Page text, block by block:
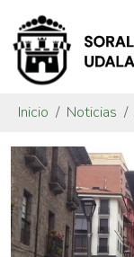
Inicio Noticias